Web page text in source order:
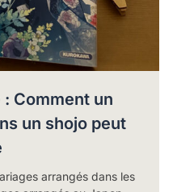
Comment un
un shojo peut
arrangés dans les